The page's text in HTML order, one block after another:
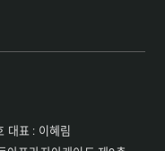
대표 : 이혜림